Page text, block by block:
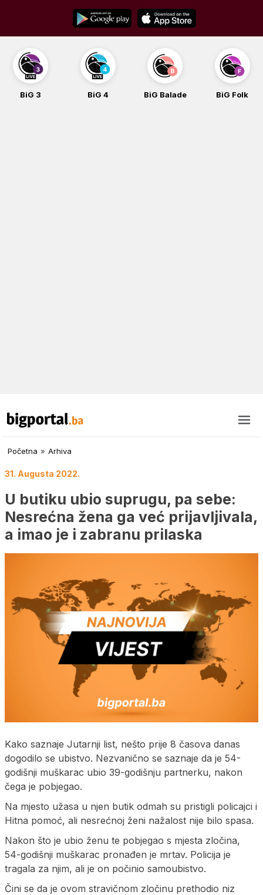
content
BiG 3 BiG 4 BiG Balade BiG Folk
Početna » Arhiva
31. Augusta 2022.
U butiku ubio suprugu, pa sebe:
Nesrećna žena ga već prijavljivala,
a imao je i zabranu prilaska
Kako saznaje Jutarnji list, nešto prije 8 časova danas
dogodilo se ubistvo. Nezvanično se saznaje da je 54-
godišnji muškarac ubio 39-godišnju partnerku, nakon
čega je pobjegao.
Na mjesto užasa u njen butik odmah su pristigli policajci i
Hitna pomoć, ali nesrećnoj ženi nažalost nije bilo spasa.
Nakon što je ubio ženu te pobjegao s mjesta zločina,
54-godišnji muškarac pronađen je mrtav. Policija je
tragala za njim, ali je on počinio samoubistvo.
Čini se da je ovom stravičnom zločinu prethodio niz